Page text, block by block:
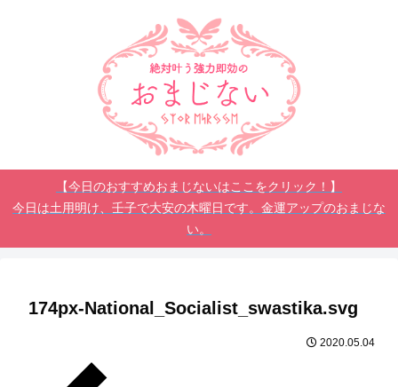
【今日のおすすめおまじないはここをクリック！】
今日は土用明け、壬子で大安の木曜日です。金運アップのおまじな
い。
174px-National_Socialist_swastika.svg
2020.05.04